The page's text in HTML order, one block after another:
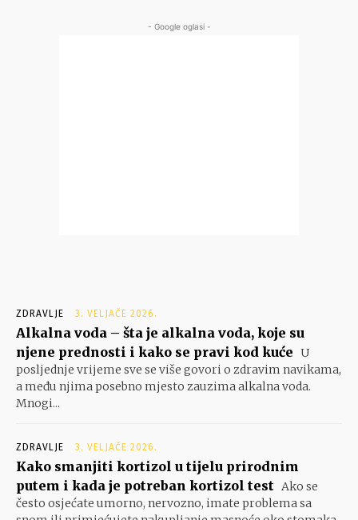
- Google oglasi -
ZDRAVLJE 3. VELJAČE 2026.
Alkalna voda – šta je alkalna voda, koje su
njene prednosti i kako se pravi kod kuće U
posljednje vrijeme sve se više govori o zdravim navikama,
a među njima posebno mjesto zauzima alkalna voda.
Mnogi...
ZDRAVLJE 3. VELJAČE 2026.
Kako smanjiti kortizol u tijelu prirodnim
putem i kada je potreban kortizol test Ako se
često osjećate umorno, nervozno, imate problema sa